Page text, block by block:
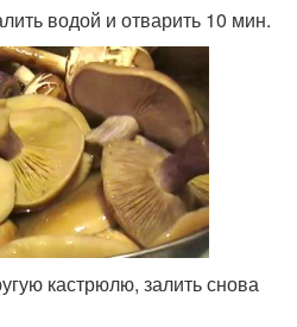
водой и отварить 10 мин.
кастрюлю, залить снова